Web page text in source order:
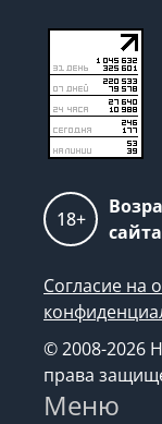
18+
сайта
Согласие на
© 2008-2026
права
Меню